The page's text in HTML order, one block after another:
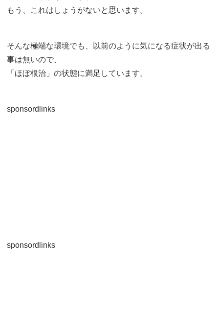
もう、これはしょうがないと思います。
そんな極端な環境でも、以前のように気になる症状が出る
事は無いので、
「ほぼ根治」の状態に満足しています。
sponsordlinks
sponsordlinks